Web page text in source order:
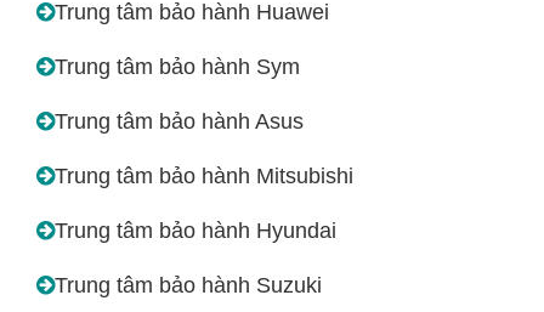
Trung tâm bảo hành Huawei
Trung tâm bảo hành Sym
Trung tâm bảo hành Asus
Trung tâm bảo hành Mitsubishi
Trung tâm bảo hành Hyundai
Trung tâm bảo hành Suzuki